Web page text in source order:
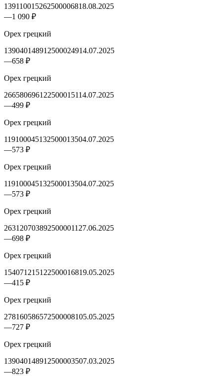
139110015262500006818.08.2025
—1 090 ₽
Орех грецкий
139040148912500024914.07.2025
—658 ₽
Орех грецкий
266580696122500015114.07.2025
—499 ₽
Орех грецкий
119100045132500013504.07.2025
—573 ₽
Орех грецкий
119100045132500013504.07.2025
—573 ₽
Орех грецкий
2631207038925000011 27.06.2025
—698 ₽
Орех грецкий
154071215122500016819.05.2025
—415 ₽
Орех грецкий
278160586572500008105.05.2025
—727 ₽
Орех грецкий
139040148912500003507.03.2025
—823 ₽